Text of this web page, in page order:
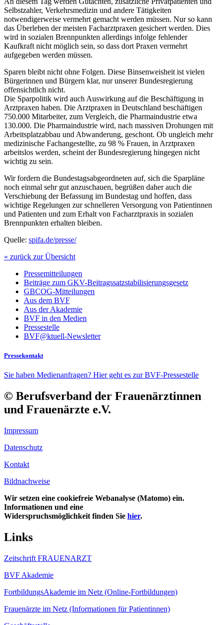
Selbstzahler, Verkehrsmedizin und andere Tätigkeiten
notwendigerweise vermehrt gemacht werden müssen. Nur so kann
das Überleben der meisten Facharztpraxen gesichert werden. Dies
wird in sozialen Brennpunkten allerdings infolge fehlender
Kaufkraft nicht möglich sein, so dass dort Praxen vermehrt
aufgegeben werden müssen.
Sparen bleibt nicht ohne Folgen. Diese Binsenweisheit ist vielen
Bürgerinnen und Bürgern klar, nur unserer Bundesregierung
offensichtlich nicht.
Die Sparpolitik wird auch Auswirkung auf die Beschäftigung in
Arztpraxen haben. Die Arztpraxen in Deutschland beschäftigen
750.000 Mitarbeiter, zum Vergleich, die Pharmaindustrie etwa
130.000. Die Pharmaindustrie wird, nach massiven Drohungen mit
Arbeitsplatzabbau und Abwanderung, geschont. Ob ungleich mehr
medizinische Fachangestellte, zu 98 % Frauen, in Arztpraxen
arbeitslos werden, scheint der Bundesregierung hingegen nicht
wichtig zu sein.
Wir fordern die Bundestagsabgeordneten auf, sich die Sparpläne
noch einmal sehr gut anzuschauen, begrüßen daher auch die
Verschiebung der Befassung im Bundestag und hoffen, dass
wichtige Regelungen zur schnelleren Versorgung von Patientinnen
und Patienten und zum Erhalt von Facharztpraxis in sozialen
Brennpunkten erhalten bleiben.
Quelle: spifa.de/presse/
« zurück zur Übersicht
Pressemitteilungen
Beiträge zum GKV-Beitragssatzstabilisierungsgesetz
GBCOG-Mitteilungen
Aus dem BVF
Aus der Akademie
BVF in den Medien
Pressestelle
BVF@ktuell-Newsletter
Pressekontakt
Sie haben Medienanfragen? Hier geht es zur BVF-Pressestelle
© Berufsverband der Frauenärztinnen
und Frauenärzte e.V.
Impressum
Datenschutz
Kontakt
Bildnachweise
Wir setzen eine cookiefreie Webanalyse (Matomo) ein.
Informationen und eine
Widerspruchsmöglichkeit finden Sie hier.
Links
Zeitschrift FRAUENARZT
BVF Akademie
FortbildungsAkademie im Netz (Online-Fortbildungen)
Frauenärzte im Netz (Informationen für Patientinnen)